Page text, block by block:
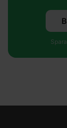
Spara